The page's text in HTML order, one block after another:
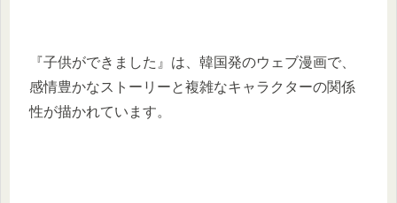
『子供ができました』は、韓国発のウェブ漫画で、
感情豊かなストーリーと複雑なキャラクターの関係
性が描かれています。